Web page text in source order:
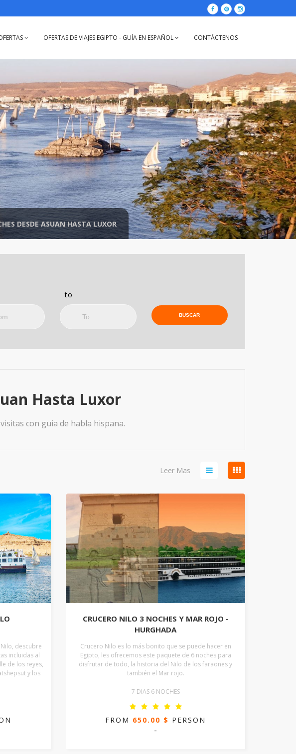
OFERTAS DE VIAJES EGIPTO - GUÍA EN ESPAÑOL CONTÁCTENOS
DESDE ASUAN HASTA LUXOR
to
Hasta Luxor
con guia de habla hispana.
Leer Mas
descubre
incluidas al
de los reyes,
y los
CRUCERO NILO 3 NOCHES Y MAR ROJO -
HURGHADA
Crucero Nilo es lo más bonito que se puede hacer en
Egipto, les ofrecemos este paquete de 6 noches para
disfrutar de todo, la historia del Nilo de los faraones y
también el Mar rojo.
7 DIAS 6 NOCHES
FROM 650.00 $ PERSON
-